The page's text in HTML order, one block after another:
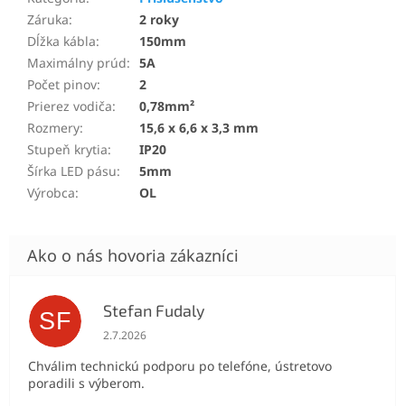
Záruka:
2 roky
Dĺžka kábla:
150mm
Maximálny prúd: 5A
Počet pinov:
2
Prierez vodiča:
0,78mm²
Rozmery:
15,6 x 6,6 x 3,3 mm
Stupeň krytia:
IP20
Šírka LED pásu:
5mm
Výrobca: OL
SF Stefan Fudaly
Hodnotenie obchodu je 5 z 5 hviezdičiek.
2.7.2026
Chválim technickú podporu po telefóne, ústretovo
poradili s výberom.